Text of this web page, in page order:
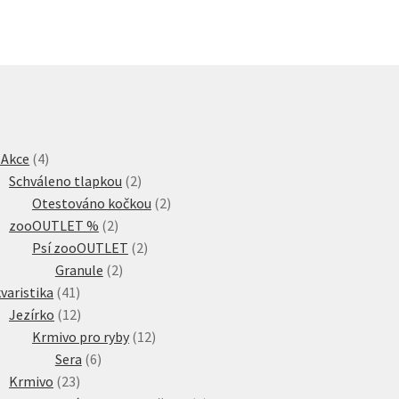
44
produkty
Schváleno tlapkou 22
produkty
Otestováno kočkou 22
zooOUTLET % 22
produkty
Psí zooOUTLET 22
Granule 22
4141
produktů
Jezírko 1212
produktů
Krmivo pro ryby 1212
Sera 66
Krmivo 2323